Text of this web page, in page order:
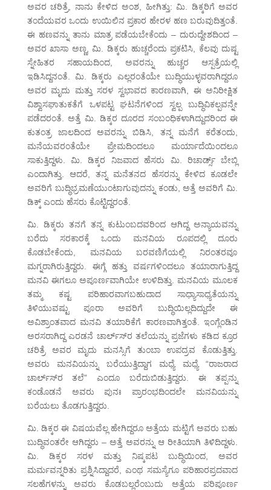
ಅವರ ಚರಿತ್ರೆ, ನಾನು ಕೇಳಿದ ಅಂಶ, ಹೀಗಿತ್ತು: ಮಿ. ಡಿಕ್ಕರಿಗೆ ಅವರ
ತಂದೆಯವರ ಒಂದು ಉಯಿಲಿನ ಪ್ರಕಾರ ಹೇರಳ ಹಣ ಬರುವುದಿತ್ತಂತೆ.
ಈ ಹಣವನ್ನು ತಾನು ಮಾತ್ರ ಪಡೆಯಬೇಕೆಂದು – ದುರುದ್ದೇಶದಿಂದ –
ಅವರ ಖಾಸಾ ಅಣ್ಣ, ಮಿ. ಡಿಕ್ಕರು ಹುಚ್ಚರೆಂದು ಪ್ರಕಟಿಸಿ, ಕೆಲವು ದುಷ್ಟ
ಸ್ನೇಹಿತರ ಸಹಾಯದಿಂದ, ಅವರನ್ನು ಹುಚ್ಚರ ಆಸ್ಪತ್ರೆಯಲ್ಲಿ
ಇಡಿಸಿದ್ದನಂತೆ. ಮಿ. ಡಿಕ್ಕರು ಎಲ್ಲರಂತೆಯೇ ಬುದ್ಧಿಯುಳ್ಳವರಾಗಿದ್ದರೂ
ಅವರ ಮೃದು ಮತ್ತು ಸರಳ ಸ್ವಭಾವದ ಕಾರಣವಾಗಿ, ಈ ಅನಿರೀಕ್ಷಿತ
ವಿಶ್ವಾಸಘಾತುಕತೆಗೆ ಒಳಪಟ್ಟ ಘಟನೆಗಳಿಂದ ಸ್ವಲ್ಪ ಬುದ್ಧಿವಿಕಲ್ಪವನ್ನೇ
ಪಡೆದರಂತೆ. ಅತ್ತೆ ಮಿ. ಡಿಕ್ಕರ ದೂರದ ಸಂಬಂಧಿಕಳಾಗಿದ್ದುದರಿಂದ ಈ
ಕುತಂತ್ರ ಜಾಲದಿಂದ ಅವರನ್ನು ಬಿಡಿಸಿ, ತನ್ನ ಮನೆಗೆ ಕರೆತಂದು,
ಮನೆಯವರಂತೆಯೇ ಪ್ರೇಮದಿಂದಲೂ ಮರ್ಯಾದೆಯಿಂದಲೂ
ಸಾಕುತ್ತಿದ್ದಳು. ಮಿ. ಡಿಕ್ಕರ ನಿಜವಾದ ಹೆಸರು ಮಿ. ರಿಚಾರ್ಡ್ಸ್ ಬೇಬ್ಲಿ
ಎಂದಾಗಿತ್ತು. ಆದರೆ, ತನ್ನ ಮನೆತನದ ಹೆಸರನ್ನು ಕೇಳಿದ ಕೂಡಲೇ
ಅವರಿಗೆ ಬುದ್ಧಿಭ್ರಮಣೆಯುಂಟಾಗುವುದನ್ನು ಕಂಡು, ಅತ್ತೆ ಅವರಿಗೆ ಮಿ.
ಡಿಕ್ಕ್ ಎಂದು ಹೆಸರು ಕೊಟ್ಟಿದ್ದರಂತೆ.
ಮಿ. ಡಿಕ್ಕರು ತನಗೆ ತನ್ನ ಕುಟುಂಬದವರಿಂದ ಆಗಿದ್ದ ಅನ್ಯಾಯವನ್ನು
ಬರೆದು ಸರಕಾರಕ್ಕೆ ಒಂದು ಮನವಿಯ ರೂಪದಲ್ಲಿ ದೂರು
ಕೊಡಬೇಕೆಂದು, ಮನವಿಯ ಬರವಣಿಗೆಯಲ್ಲಿ ನಿರಂತರವೂ
ಮಗ್ನರಾಗಿರುತ್ತಿದ್ದರು. ಈಗ್ಗೆ ಹತ್ತು ವರ್ಷಗಳಿಂದಲೂ ತಯಾರಾಗುತ್ತಿದ್ದ
ಮನವಿ ಈಗಲೂ ಅಪೂರ್ಣವಾಗಿಯೇ ಉಳಿದಿತ್ತು. ಮನವಿಯ ಮೂಲಕ
ತಮ್ಮ ಕಷ್ಟ ಪರಿಹಾರವಾಗಬಹುದಾದ ಸಾಧ್ಯಾಸಾಧ್ಯತೆಯನ್ನು
ತಿಳಿಯುವಷ್ಟು ಪೂರಾ ಅವರಿಗೆ ಬುದ್ಧಿಯಿಲ್ಲದಿದ್ದುದೇ ಈ
ಅವಿಶ್ರಾಂತವಾದ ಮನವಿ ತಯಾರಿಕೆಗೆ ಕಾರಣವಾಗಿತ್ತಂತೆ. ಇಂಗ್ಲೆಂಡಿನ
ಅರಸರಾಗಿದ್ದ ಎರಡನೆ ಚಾರ್ಲ್ಸ್‍ರ ತಲೆಯನ್ನು ಪ್ರಜೆಗಳು ಕಡಿದ ಕ್ರೂರ
ಚರಿತ್ರೆ ಅವರ ಮೃದು ಮನಸ್ಸಿಗೆ ತುಂಬಾ ಉಪದ್ರವ ಕೊಡುತ್ತಿತ್ತು.
ಅವರು ಮನವಿಯನ್ನು ಬರೆಯುತ್ತಿದ್ದಾಗ ಮಧ್ಯೆ ಮಧ್ಯೆ “ರಾಜರಾದ
ಚಾರ್ಲ್ಸ್‍ರ ತಲೆ” ಎಂದೂ ಬರೆದುಬಿಡುತ್ತಿದ್ದರು. ಈ ತಪ್ಪನ್ನು
ಕಂಡೊಡನೆ ಅವರು ಪುನಃ ಪ್ರಾರಂಭದಿಂದಲೇ ಮನವಿಯನ್ನು
ಬರೆಯಲು ತೊಡಗುತ್ತಿದ್ದರು.
ಮಿ. ಡಿಕ್ಕರ ಈ ವಿಷಯವೆಲ್ಲ ಹೇಗಿದ್ದರೂ ಅತ್ತೆಯ ಮಟ್ಟಿಗೆ ಅವರು ಬಹು
ಬುದ್ಧಿವಂತರೇ ಆಗಿದ್ದರು – ಅತ್ತೆ ಅವರನ್ನು ಆ ರೀತಿಯಾಗಿ ತಿಳಿದಿದ್ದಳು.
ಮಿ. ಡಿಕ್ಕರ ಸರಳ ಮತ್ತು ನಿಷ್ಕಪಟ ಬುದ್ಧಿಯಿಂದ, ಅವರ
ಮರ್ಮವನ್ನರಿತು ಪ್ರಶ್ನಿಸಿದ್ದಾದರೆ, ಎಂಥ ಸಮಸ್ಯೆಗೂ ಪರಿಹಾರಪ್ರದವಾದ
ಸಲಹೆಗಳನ್ನು ಅವರು ಕೊಡಬಲ್ಲರೆಂಬುದು ಅತ್ತೆಯ ಪರಿಪೂರ್ಣ